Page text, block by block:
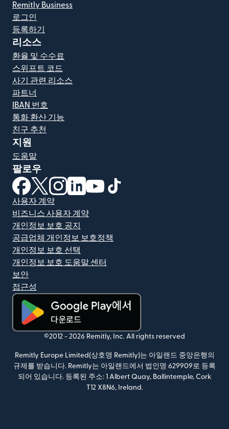
Remitly Business
로그인
등록하기
리소스
환율 및 수수료
스위프트 코드
사기 관련 리소스
파트너
IBAN 번호
통화 환산 기능
친구 추천
지원
도움말
팔로우
(새 창에서 열림)
(새 창에서 열림)
(새 창에서 열림)
(새 창에서 열림)
(새 창에서 열림)
사용자 계약
비즈니스 사용자 계약
개인정보 보호 공지
공급업체 개인정보 보호정책
개인정보 보호 선택
개인정보 보호 도움말 센터
보안
접근성
(새 창에서 열림)
©2012 - 2026 Remitly, Inc. All rights reserved
Remitly Europe Limited(상호명 Remitly)는 아일랜드 중앙은행의
규제를 받습니다. Remitly는 아일랜드에서 법인명 629909로 등록
되어 있습니다. 등록된 주소: 1 Albert Quay, Ballintemple, Cork
T12 X8N6, Ireland.